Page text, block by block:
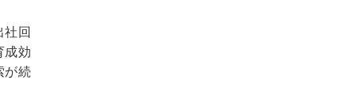
回
成効
が続